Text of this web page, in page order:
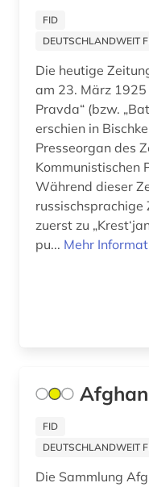
FID
DEUTSCHLANDWEIT
Die heutige
am 23. März
Pravda“ (bzw.
erschien in
Presseorgan des
Kommunistischen
Während dieser
russischsprachige
zuerst zu
pu... Mehr
FID
DEUTSCHLANDWEIT
Die Sammlung